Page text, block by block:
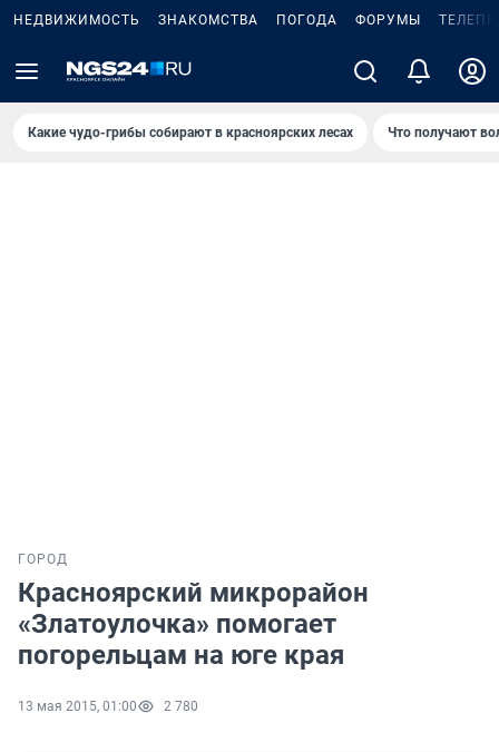
НЕДВИЖИМОСТЬ ЗНАКОМСТВА ПОГОДА ФОРУМЫ
Какие чудо-грибы собирают в красноярских лесах Что получают
ГОРОД
Красноярский микрорайон
«Златоулочка» помогает
погорельцам на юге края
13 мая 2015, 01:00 2 780